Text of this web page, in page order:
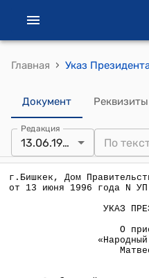
Главная ›
Документ Реквизиты
Редакция
13.06.1996